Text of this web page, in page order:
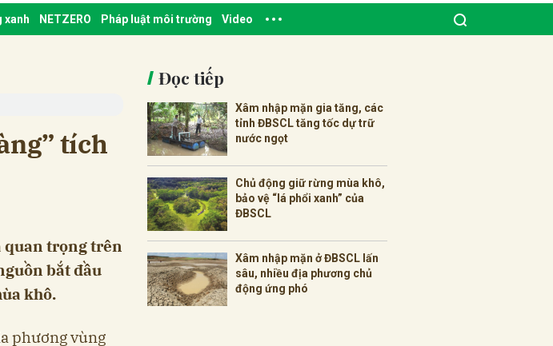
xanh NETZERO Pháp luật môi trường Video
tích
quan trọng trên
bắt đầu
khô.
phương vùng
Đọc tiếp
Xâm nhập mặn gia tăng, các
tỉnh ĐBSCL tăng tốc dự trữ
nước ngọt
Chủ động giữ rừng mùa khô,
bảo vệ “lá phổi xanh” của
ĐBSCL
Xâm nhập mặn ở ĐBSCL lấn
sâu, nhiều địa phương chủ
động ứng phó